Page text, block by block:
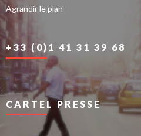
Agrandir le plan
+33 (0)1 41 31 39 68
CARTEL PRESSE